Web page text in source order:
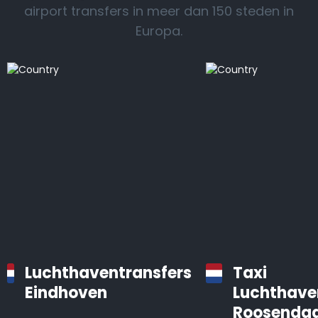
airport transfers in meer dan 150 steden in
Europa.
Luchthaventransfers
Eindhoven
Taxi